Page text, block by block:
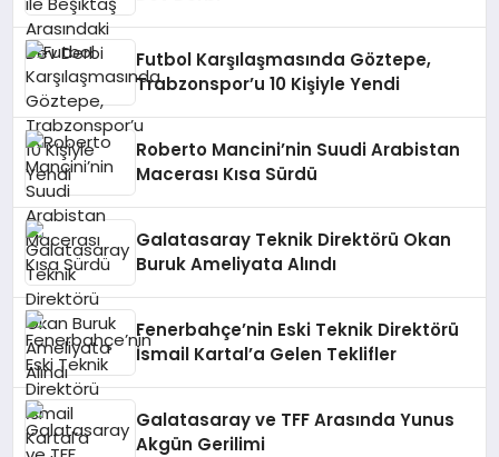
Futbol Karşılaşmasında Göztepe,
Trabzonspor’u 10 Kişiyle Yendi
Roberto Mancini’nin Suudi Arabistan
Macerası Kısa Sürdü
Galatasaray Teknik Direktörü Okan
Buruk Ameliyata Alındı
Fenerbahçe’nin Eski Teknik Direktörü
İsmail Kartal’a Gelen Teklifler
Galatasaray ve TFF Arasında Yunus
Akgün Gerilimi